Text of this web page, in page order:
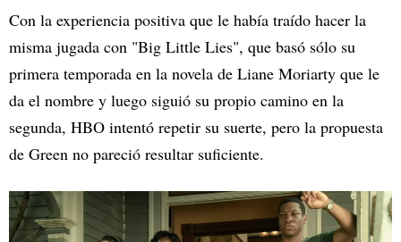
Con la experiencia positiva que le había traído hacer la
misma jugada con "Big Little Lies", que basó sólo su
primera temporada en la novela de Liane Moriarty que le
da el nombre y luego siguió su propio camino en la
segunda, HBO intentó repetir su suerte, pero la propuesta
de Green no pareció resultar suficiente.